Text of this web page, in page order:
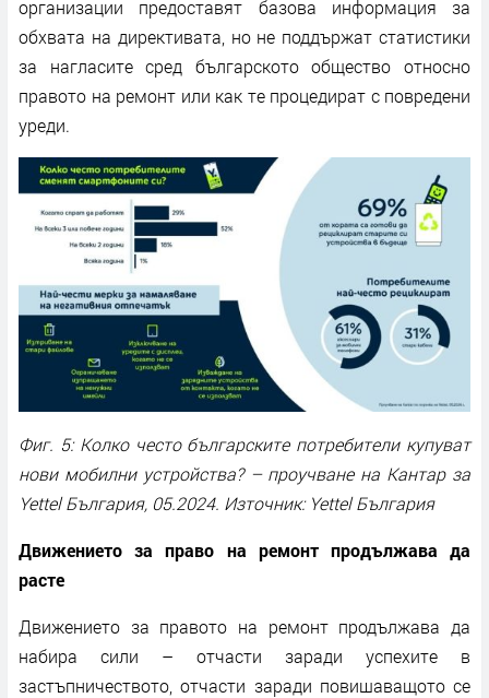
организации предоставят базова информация за
обхвата на директивата, но не поддържат статистики
за нагласите сред българското общество относно
правото на ремонт или как те процедират с повредени
уреди.
Фиг. 5: Колко често българските потребители купуват
нови мобилни устройства? – проучване на Кантар за
Yettel България, 05.2024. Източник: Yettel България
Движението за право на ремонт продължава да
расте
Движението за правото на ремонт продължава да
набира сили – отчасти заради успехите в
застъпничеството, отчасти заради повишаващото се